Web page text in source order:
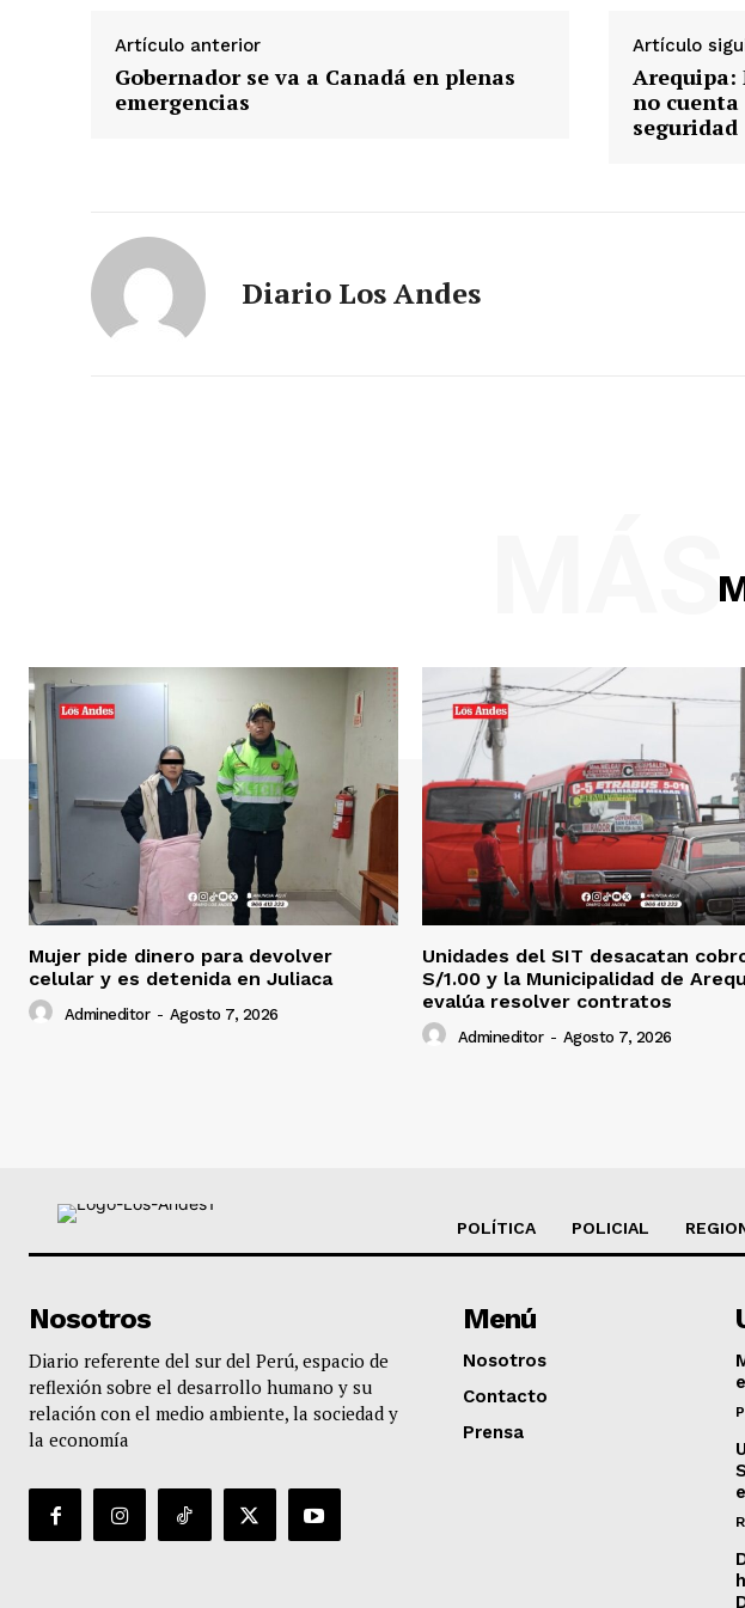
SUSCRIBETE
Artículo anterior
Gobernador se va a Canadá en plenas
emergencias
Artículo
Arequipa:
no
seguridad
Diario Los Andes
Mujer pide dinero para devolver
celular y es detenida en Juliaca
Admineditor - Agosto 7, 2026
Unidades del SIT desacatan
S/1.00 y la Municipalidad de
evalúa resolver contratos
Admineditor - Agosto 7, 2026
POLÍTICA POLICIAL
Nosotros
Diario referente del sur del Perú, espacio de
reflexión sobre el desarrollo humano y su
relación con el medio ambiente, la sociedad y
la economía
Menú
Nosotros
Contacto
Prensa